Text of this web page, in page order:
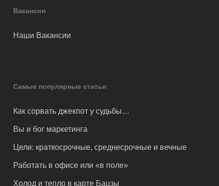
Вакансии
Наши Вакансии
Самые популярные статьи
Как сорвать джекпот у судьбы…
Вы и бог маркетинга
Цели: краткосрочные, среднесрочные и вечные
Работать в офисе или «в поле»
Холод и тепло в карте Бацзы